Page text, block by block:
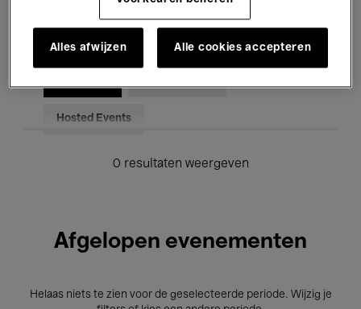
Voor iedereen Kids’ Palace
Hosted Events
0 resultaten weergeven
Afgelopen evenementen
Helaas niets te zien voor de geselecteerde periode. Wijzig je
Alles afwijzen Alle cookies accepteren